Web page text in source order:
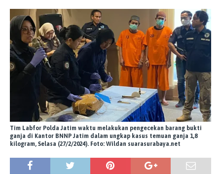
Tim Labfor Polda Jatim waktu melakukan pengecekan barang bukti
ganja di Kantor BNNP Jatim dalam ungkap kasus temuan ganja 1,8
kilogram, Selasa (27/2/2024). Foto: Wildan suarasurabaya.net